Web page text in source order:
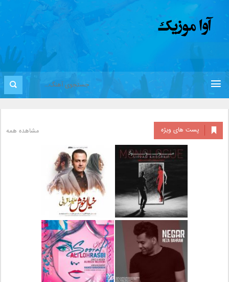
پست های ویژه مشاهده همه
دانلود آلبوم جدید سیروان
خسروی بنام مونولوگ
دانلود آهنگ جدید علیرضا
قربانی بنام خیال خوش